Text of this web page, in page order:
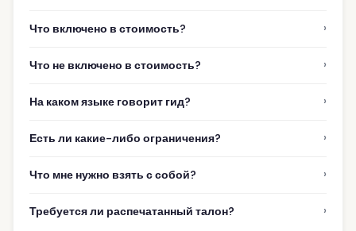
Что включено в стоимость? ›
Что не включено в стоимость? ›
На каком языке говорит гид? ›
Есть ли какие-либо ограничения? ›
Что мне нужно взять с собой? ›
Требуется ли распечатанный талон? ›